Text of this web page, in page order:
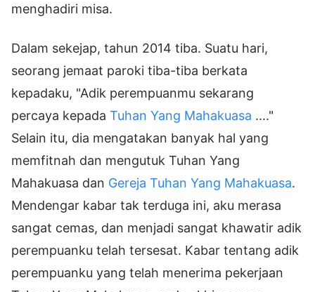
menghadiri misa.
Dalam sekejap, tahun 2014 tiba. Suatu hari,
seorang jemaat paroki tiba-tiba berkata
kepadaku, "Adik perempuanmu sekarang
percaya kepada Tuhan Yang Mahakuasa ...."
Selain itu, dia mengatakan banyak hal yang
memfitnah dan mengutuk Tuhan Yang
Mahakuasa dan Gereja Tuhan Yang Mahakuasa.
Mendengar kabar tak terduga ini, aku merasa
sangat cemas, dan menjadi sangat khawatir adik
perempuanku telah tersesat. Kabar tentang adik
perempuanku yang telah menerima pekerjaan